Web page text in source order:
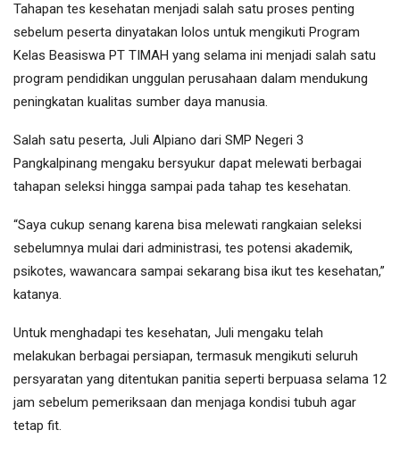
Tahapan tes kesehatan menjadi salah satu proses penting
sebelum peserta dinyatakan lolos untuk mengikuti Program
Kelas Beasiswa PT TIMAH yang selama ini menjadi salah satu
program pendidikan unggulan perusahaan dalam mendukung
peningkatan kualitas sumber daya manusia.
Salah satu peserta, Juli Alpiano dari SMP Negeri 3
Pangkalpinang mengaku bersyukur dapat melewati berbagai
tahapan seleksi hingga sampai pada tahap tes kesehatan.
“Saya cukup senang karena bisa melewati rangkaian seleksi
sebelumnya mulai dari administrasi, tes potensi akademik,
psikotes, wawancara sampai sekarang bisa ikut tes kesehatan,”
katanya.
Untuk menghadapi tes kesehatan, Juli mengaku telah
melakukan berbagai persiapan, termasuk mengikuti seluruh
persyaratan yang ditentukan panitia seperti berpuasa selama 12
jam sebelum pemeriksaan dan menjaga kondisi tubuh agar
tetap fit.